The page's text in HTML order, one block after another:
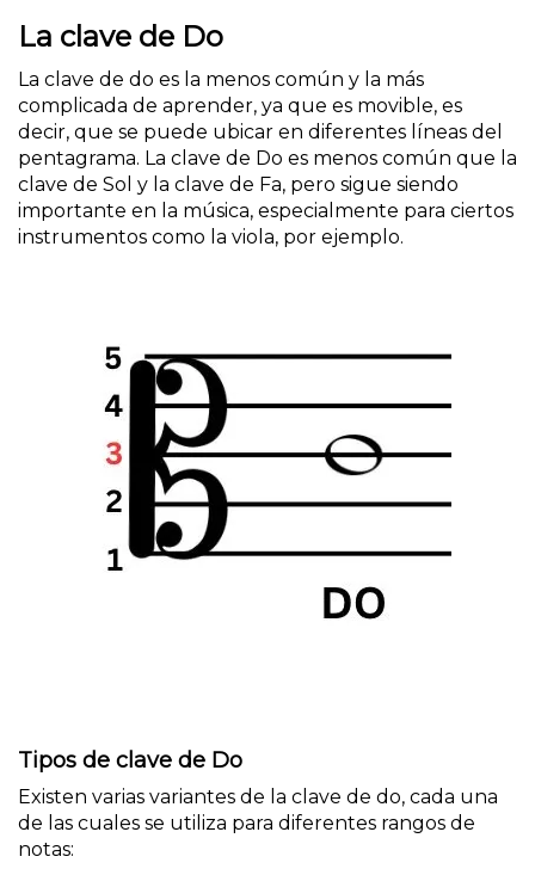
La clave de Do
La clave de do es la menos común y la más
complicada de aprender, ya que es movible, es
decir, que se puede ubicar en diferentes líneas del
pentagrama. La clave de Do es menos común que la
clave de Sol y la clave de Fa, pero sigue siendo
importante en la música, especialmente para ciertos
instrumentos como la viola, por ejemplo.
Tipos de clave de Do
Existen varias variantes de la clave de do, cada una
de las cuales se utiliza para diferentes rangos de
notas: